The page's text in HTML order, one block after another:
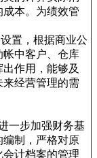
本。为绩效管
置，根据商业公
中客户、仓库
作用，能够及
来经营管理的需
一步加强财务基
制，严格对原
计档案的管理